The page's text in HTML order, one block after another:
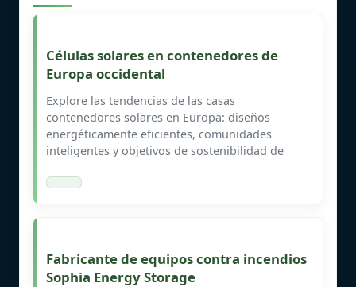
Células solares en contenedores de
Europa occidental
Explore las tendencias de las casas
contenedores solares en Europa: diseños
energéticamente eficientes, comunidades
inteligentes y objetivos de sostenibilidad de
Fabricante de equipos contra incendios
Sophia Energy Storage